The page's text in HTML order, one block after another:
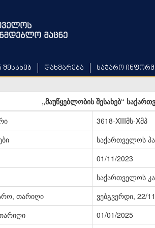
შესახებ დახმარება საჯარო
„მაუწყებლობის შესახებ“
3618-XIIIმს-Xმპ
საქართველოს
01/11/2023
საქართველოს
თარიღი
ვებგვერდი, 22/
01/01/2025